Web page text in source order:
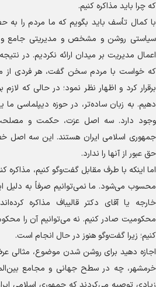
که چرا باید مذاکره کنیم.
با کمال تأسف باید بگویم که ما مردم را به
سیاستی روشن و مشخص و مدیریتی جامع و
اعمال مدیریت بر میدان ارائه نکردیم. در
که خواست با مردم سخن گفت، هر فردی از
برقرار کرد و اظهار نظر نمود؛ در حالی که
دهیم. به زبان ساده‌تر، در حوزه
وجود دارد. سه اصل عزت، حکمت و مصلحت
جمهوری اسلامی ایران هستند. این سه
حق عبور از آنها را ندارد.
اما اینکه با طرف مقابل گفت‌و‌گو کنیم، مذاکره
محسوب می‌شود. ما نمی‌توانیم صرفاً به دلیل
خارجه یا آقای دکتر قالیباف مذاکره
محکومیت صادر کنیم. نه می‌توانیم آن را
کنیم؛ زیرا گفت‌و‌گو هنوز در حال انجام است.
اجازه دهید برای روشن شدن موضوع، مثالی
خرمشهر، چه در سطح جهانی و مجامع